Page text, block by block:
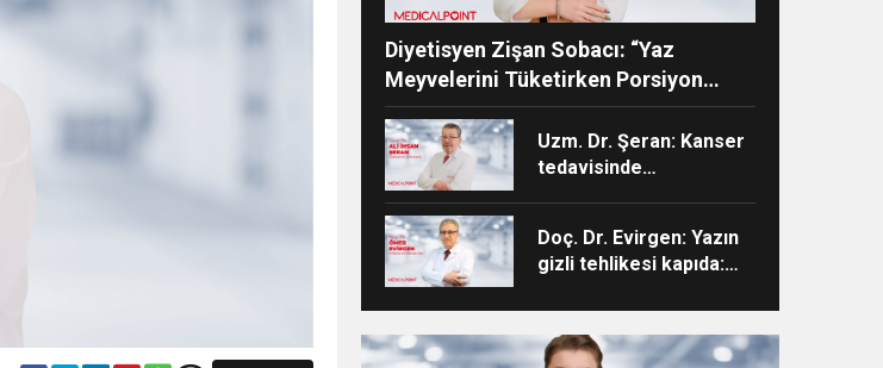
Diyetisyen Zişan Sobacı: “Yaz
Meyvelerini Tüketirken Porsiyon
Kontrolüne Dikkat”
Uzm. Dr. Şeran: Kanser
tedavisinde
Doç. Dr. Evirgen: Yazın
gizli tehlikesi kapıda:
artıyor!